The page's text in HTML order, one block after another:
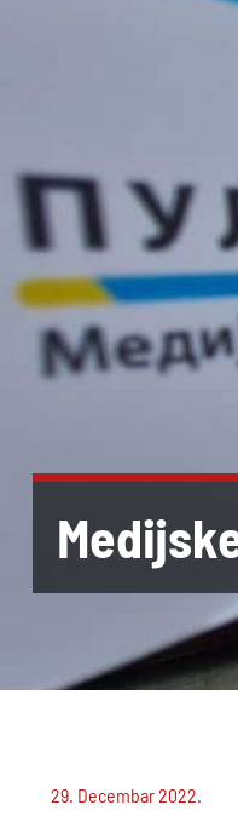
29. Decembar 2022.